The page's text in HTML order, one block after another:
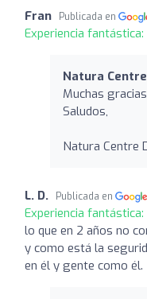
Fran Publicada en
Experiencia fantástica:
Natura
Muchas
Saludos,
Natura Centre
L. D. Publicada en
Experiencia fantástica:
lo que en 2 años no
y como está la
en él y gente como él.